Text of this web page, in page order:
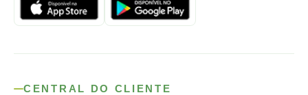
CENTRAL DO CLIENTE